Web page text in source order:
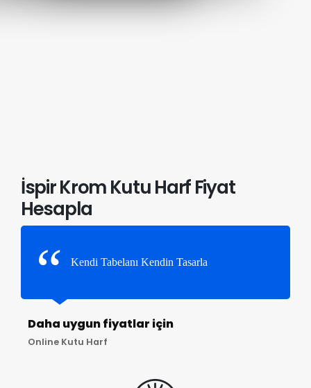
İspir Krom Kutu Harf Fiyat
Hesapla
Kendi Tabelanı Kendin Tasarla
Daha uygun fiyatlar için
Online Kutu Harf